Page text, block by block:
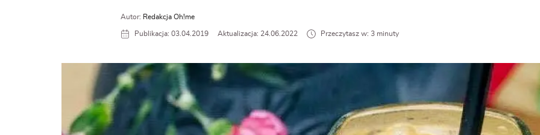
Autor: Redakcja Oh!me
Publikacja: 03.04.2019 Aktualizacja: 24.06.2022 Przeczytasz w: 3 minuty